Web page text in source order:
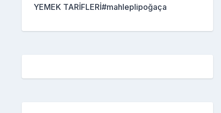
YEMEK TARİFLERİ#mahleplipoğaça